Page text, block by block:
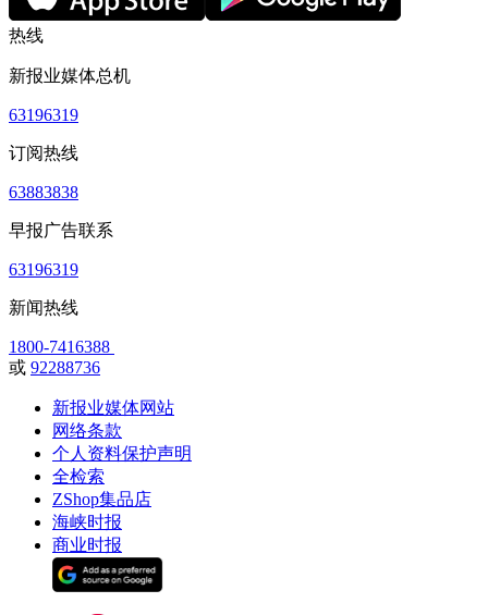
热线
新报业媒体总机
63196319
订阅热线
63883838
早报广告联系
63196319
新闻热线
1800-7416388
或 92288736
新报业媒体网站
网络条款
个人资料保护声明
全检索
ZShop集品店
海峡时报
商业时报